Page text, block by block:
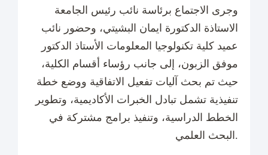
وجرى الاجتماع برئاسة نائب رئيس الجامعة
الاستاذة الدكتورة ايمان البشيتي، وحضور نائب
عميد كلية تكنولوجيا المعلومات الأستاذ الدكتور
موفق الزبون، إلى جانب رؤساء أقسام الكلية،
حيث تم بحث آليات تفعيل الاتفاقية ووضع خطة
تنفيذية تشمل تبادل الخبرات الأكاديمية، وتطوير
الخطط الدراسية، وتنفيذ برامج مشتركة في
البحث العلمي.